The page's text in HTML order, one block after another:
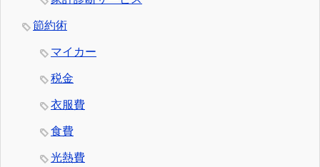
節約術
マイカー
税金
衣服費
食費
光熱費